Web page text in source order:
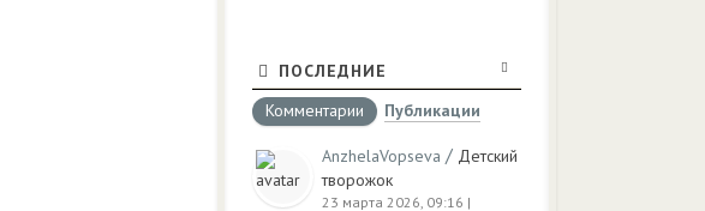
ПОСЛЕДНИЕ
Комментарии
Публикации
AnzhelaVopseva / Детский
творожок
23 марта 2026, 09:16 |